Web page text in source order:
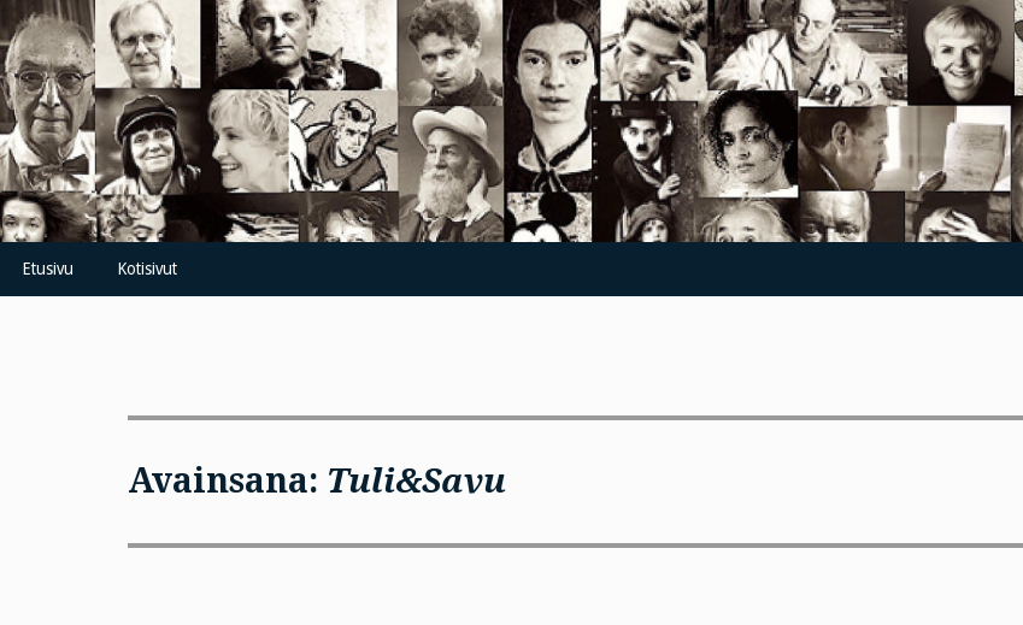
Skip
to
content
Etusivu Kotisivut
Avainsana: Tuli&Savu